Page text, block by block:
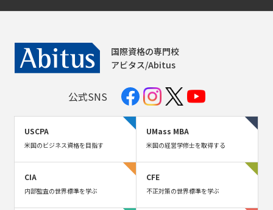
国際資格の専門校
アビタス/Abitus
公式SNS
USCPA
米国のビジネス資格を目指す
UMass MBA
米国の経営学修士を取得する
CIA
内部監査の世界標準を学ぶ
CFE
不正対策の世界標準を学ぶ